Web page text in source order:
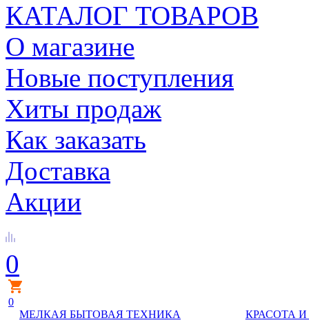
КАТАЛОГ ТОВАРОВ
О магазине
Новые поступления
Хиты продаж
Как заказать
Доставка
Акции
0
0
МЕЛКАЯ БЫТОВАЯ ТЕХНИКА
КРАСОТА И